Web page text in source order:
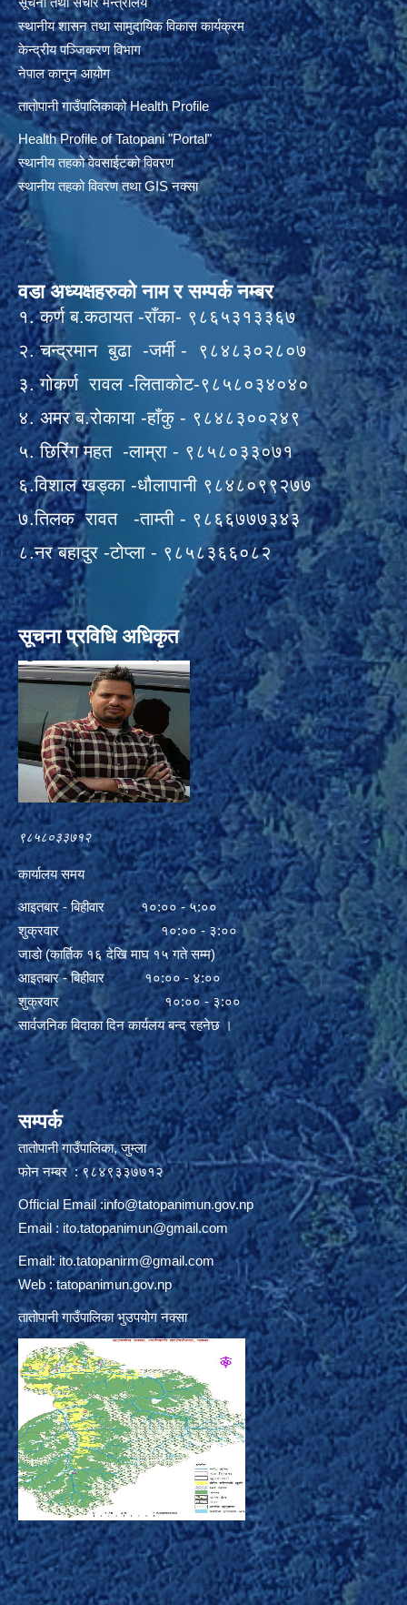
स्थानीय शासन तथा सामुदायिक विकास कार्यक्रम
केन्द्रीय पञ्जिकरण विभाग
नेपाल कानुन आयोग
तातोपानी गाउँपालिकाको Health Profile
Health Profile of Tatopani"Portal"
स्थानीय तहको वेवसाईटको विवरण
स्थानीय तहको विवरण तथा GIS नक्सा
वडा अध्यक्षहरुको नाम र सम्पर्क नम्बर
१. कर्ण ब.कठायत -राँका- ९८६५३१३३६७
२. चन्द्रमान बुढा -जर्मी - ९८४८३०२८०७
३. गोकर्ण रावल -लिताकोट-९८५८०३४०४०
४. अमर ब.रोकाया -हाँकु - ९८४८३००२४९
५. छिरिंग महत -लाम्रा - ९८५८०३३०७१
६.विशाल खड्का -धौलापानी ९८४८०९९२७७
७.तिलक रावत -ताम्ती - ९८६६७७७३४३
८.नर बहादुर -टोप्ला - ९८५८३६६०८२
सूचना प्रविधि अधिकृत
९८५८०३३७१२
कार्यालय समय
आइतबार - बिहीवार १०:०० - ५:००
शुक्रवार १०:०० - ३:००
जाडो (कार्तिक १६ देखि माघ १५ गते सम्म)
आइतबार - बिहीवार १०:०० - ४:००
शुक्रवार १०:०० - ३:००
सार्वजनिक बिदाका दिन कार्यलय बन्द रहनेछ ।
सम्पर्क
तातोपानी गाउँपालिका, जुम्ला
फोन नम्बर : ९८४९३३७७१२
Official Email :info@tatopanimun.gov.np
Email :ito.tatopanimun@gmail.com
Email:ito.tatopanirm@gmail.com
Web : tatopanimun.gov.np
तातोपानी गाउँपालिका भुउपयोग नक्सा